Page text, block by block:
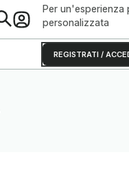
Per un'esperienza
personalizzata
REGISTRATI /